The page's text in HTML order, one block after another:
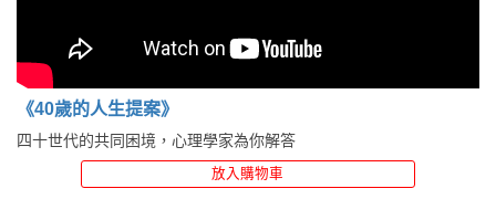
《40歲的人生提案》
四十世代的共同困境，心理學家為你解答
放入購物車